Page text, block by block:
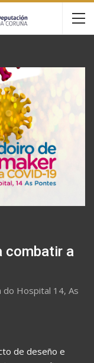
combatir a
do Hospital 14, As
de deseño e